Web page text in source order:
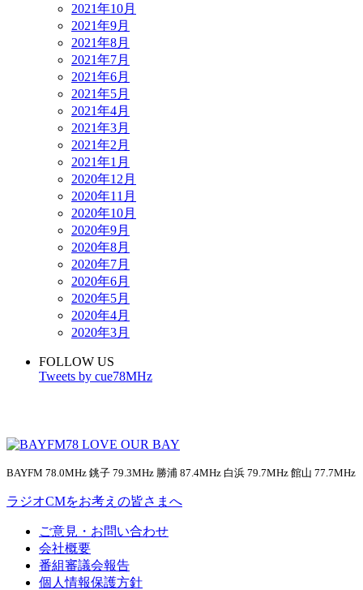
2021年10月
2021年9月
2021年8月
2021年7月
2021年6月
2021年5月
2021年4月
2021年3月
2021年2月
2021年1月
2020年12月
2020年11月
2020年10月
2020年9月
2020年8月
2020年7月
2020年6月
2020年5月
2020年4月
2020年3月
FOLLOW US
Tweets by cue78MHz
BAYFM 78.0MHz 銚子 79.3MHz 勝浦 87.4MHz 白浜 79.7MHz 館山 77.7MHz
ラジオCMをお考えの皆さまへ
ご意見・お問い合わせ
会社概要
番組審議会報告
個人情報保護方針